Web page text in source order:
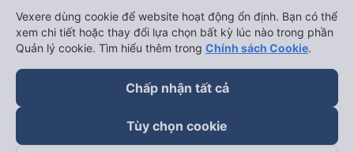
Vexere dùng cookie để website hoạt động ổn định. Bạn có thể
xem chi tiết hoặc thay đổi lựa chọn bất kỳ lúc nào trong phần
Quản lý cookie. Tìm hiểu thêm trong Chính sách Cookie.
Chấp nhận tất cả
Tùy chọn cookie